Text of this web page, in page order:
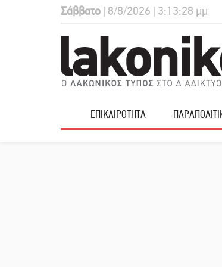
Σάββατο | 8/8/2026 | 3:13:29 μμ
ΕΠΙΚΑΙΡΟΤΗΤΑ